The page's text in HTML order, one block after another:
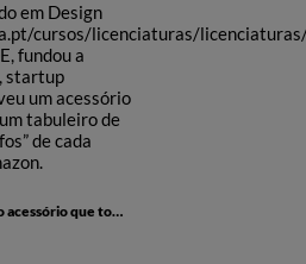
em Design
cursos/licenciaturas/
fundou a
startup
um acessório
tabuleiro de
de cada
WonderCover – o acessório que torna o seu tablet num jogo de tabuleiro